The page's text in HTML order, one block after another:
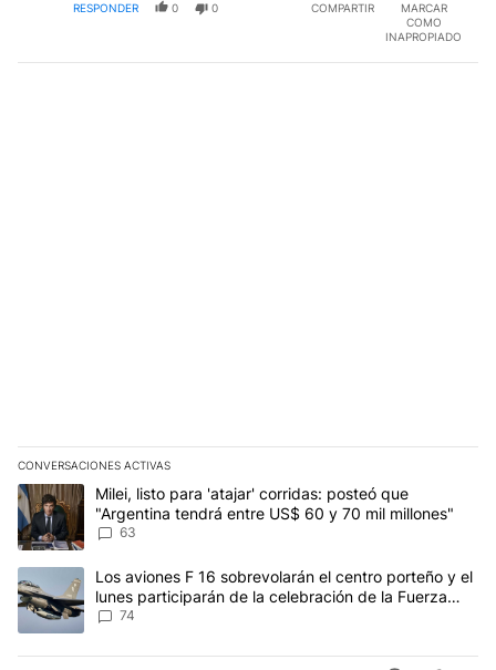
RESPONDER 0 0 COMPARTIR
MARCAR
COMO
INAPROPIADO
CONVERSACIONES ACTIVAS
Este listado muestra los artículos con más comentarios en los
Un artículo de tendencia con el título "Milei, listo para 'atajar'
Milei, listo para 'atajar' corridas: posteó que
"Argentina tendrá entre US$ 60 y 70 mil millones"
63
Un artículo de tendencia con el título "Los aviones F 16
Los aviones F 16 sobrevolarán el centro porteño y el
lunes participarán de la celebración de la Fuerza
Aérea
74